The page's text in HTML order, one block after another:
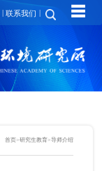
| 联系我们 | ☰
首页>研究生教育>导师介绍